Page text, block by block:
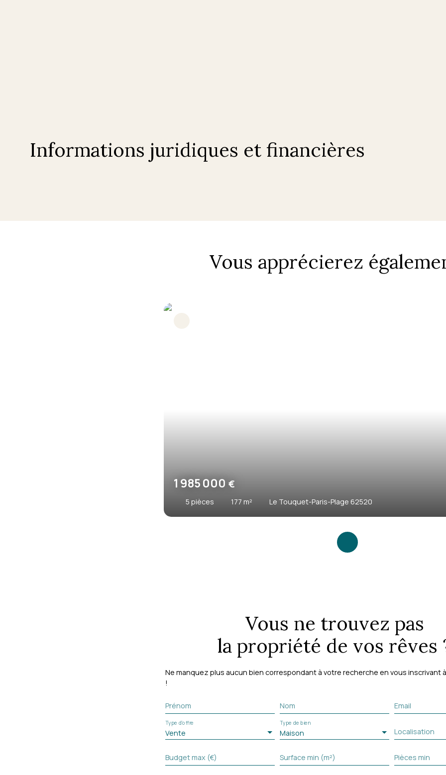
Informations juridiques et financières
Vous apprécierez
1 690 000
6pièces 183m² Le Touquet-Paris-Plage 62520
Vous ne trouvez pas
la propriété de vos rêves
Ne manquez plus aucun bien correspondant à votre recherche en vous inscrivant
!
Prénom Nom Email
Vente
Type d'offre
Maison
Type de bien
Localisation
Budget max (€) Surface min (m²) Pièces min